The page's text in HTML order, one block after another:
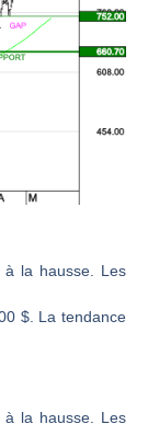
Christian Parisot : Les marchés à l’épreuve des signaux | Interview Économique
S&P500 : Des records, mais toujours de la vigueur | Ludovick Bertola – Les Echos de Wall Street
LVMH : Un rebond à confirmer | Bernard Prats-Desclaux – Market Movers
GBP/USD : Un premier ministre déjà sur le scelette | Philippe Lhermie – Flash Forex
à la hausse. Les
$. La tendance
à la hausse. Les